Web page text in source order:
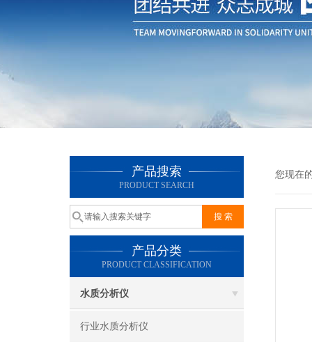
产品搜索
PRODUCT SEARCH
产品分类
PRODUCT CLASSIFICATION
水质分析仪
行业水质分析仪
您现在